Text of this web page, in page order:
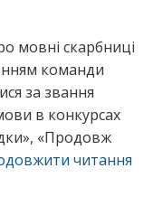
мовні скарбниці
команди
за звання
в конкурсах
«Продовж
читання